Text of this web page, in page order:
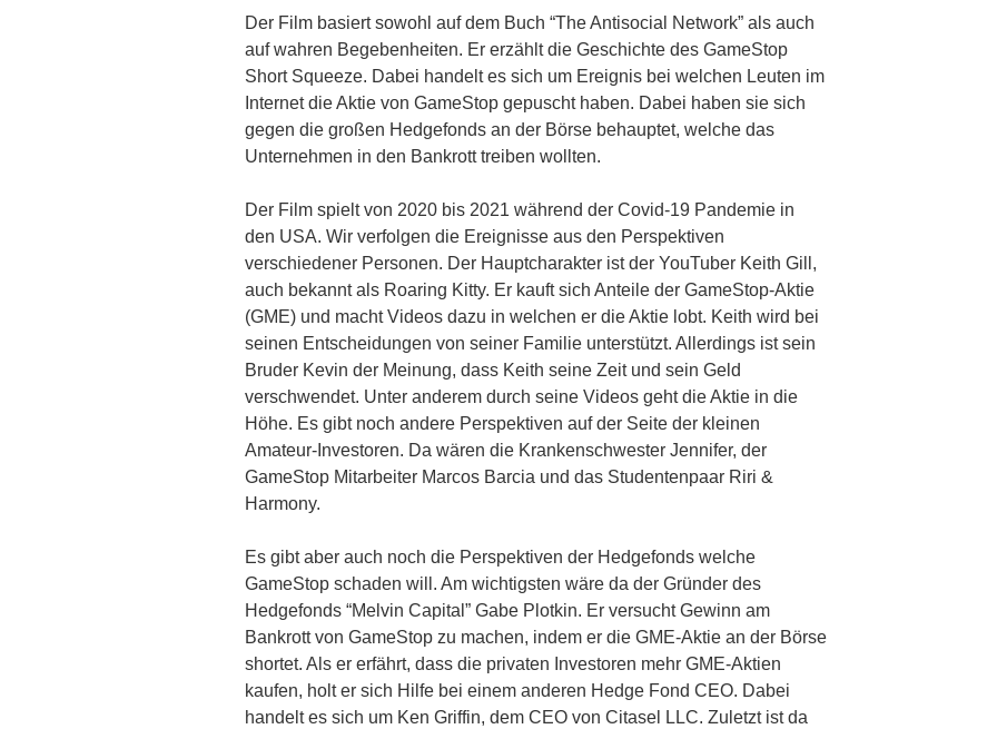
Der Film basiert sowohl auf dem Buch “The Antisocial Network” als auch
auf wahren Begebenheiten. Er erzählt die Geschichte des GameStop
Short Squeeze. Dabei handelt es sich um Ereignis bei welchen Leuten im
Internet die Aktie von GameStop gepuscht haben. Dabei haben sie sich
gegen die großen Hedgefonds an der Börse behauptet, welche das
Unternehmen in den Bankrott treiben wollten.
Der Film spielt von 2020 bis 2021 während der Covid-19 Pandemie in
den USA. Wir verfolgen die Ereignisse aus den Perspektiven
verschiedener Personen. Der Hauptcharakter ist der YouTuber Keith Gill,
auch bekannt als Roaring Kitty. Er kauft sich Anteile der GameStop-Aktie
(GME) und macht Videos dazu in welchen er die Aktie lobt. Keith wird bei
seinen Entscheidungen von seiner Familie unterstützt. Allerdings ist sein
Bruder Kevin der Meinung, dass Keith seine Zeit und sein Geld
verschwendet. Unter anderem durch seine Videos geht die Aktie in die
Höhe. Es gibt noch andere Perspektiven auf der Seite der kleinen
Amateur-Investoren. Da wären die Krankenschwester Jennifer, der
GameStop Mitarbeiter Marcos Barcia und das Studentenpaar Riri &
Harmony.
Es gibt aber auch noch die Perspektiven der Hedgefonds welche
GameStop schaden will. Am wichtigsten wäre da der Gründer des
Hedgefonds “Melvin Capital” Gabe Plotkin. Er versucht Gewinn am
Bankrott von GameStop zu machen, indem er die GME-Aktie an der Börse
shortet. Als er erfährt, dass die privaten Investoren mehr GME-Aktien
kaufen, holt er sich Hilfe bei einem anderen Hedge Fond CEO. Dabei
handelt es sich um Ken Griffin, dem CEO von Citasel LLC. Zuletzt ist da